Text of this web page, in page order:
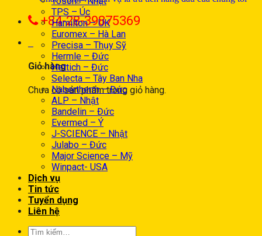
+84-28-39875369
Giỏ hàng
Chưa có sản phẩm trong giỏ hàng.
TPS – Úc
Hamilton – UK
Euromex – Hà Lan
Precisa – Thụy Sỹ
Hermle – Đức
Hettich – Đức
Selecta – Tây Ban Nha
Nabertherm – Đức
ALP – Nhật
Bandelin – Đức
Evermed – Ý
J-SCIENCE – Nhật
Julabo – Đức
Major Science – Mỹ
Winpact- USA
Dịch vụ
Tin tức
Tuyển dụng
Liên hệ